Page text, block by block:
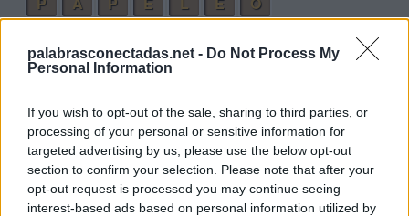
palabrasconectadas.net - Do Not Process My
Personal Information
If you wish to opt-out of the sale, sharing to third parties, or
processing of your personal or sensitive information for
targeted advertising by us, please use the below opt-out
section to confirm your selection. Please note that after your
opt-out request is processed you may continue seeing
interest-based ads based on personal information utilized by
Palabras extra:
P
O P
A
P
O P
E
P
E L E
A
P
A P E
L